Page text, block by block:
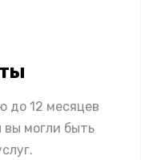
до 12 месяцев
вы могли быть